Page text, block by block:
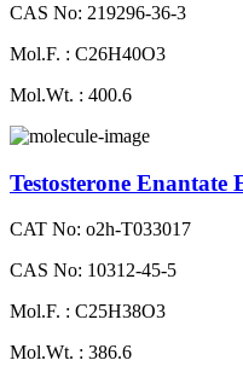
CAS No: 219296-36-3
Mol.F. : C26H40O3
Mol.Wt. : 400.6
Testosterone
CAT No: o2h-T033017
CAS No: 10312-45-5
Mol.F. : C25H38O3
Mol.Wt. : 386.6